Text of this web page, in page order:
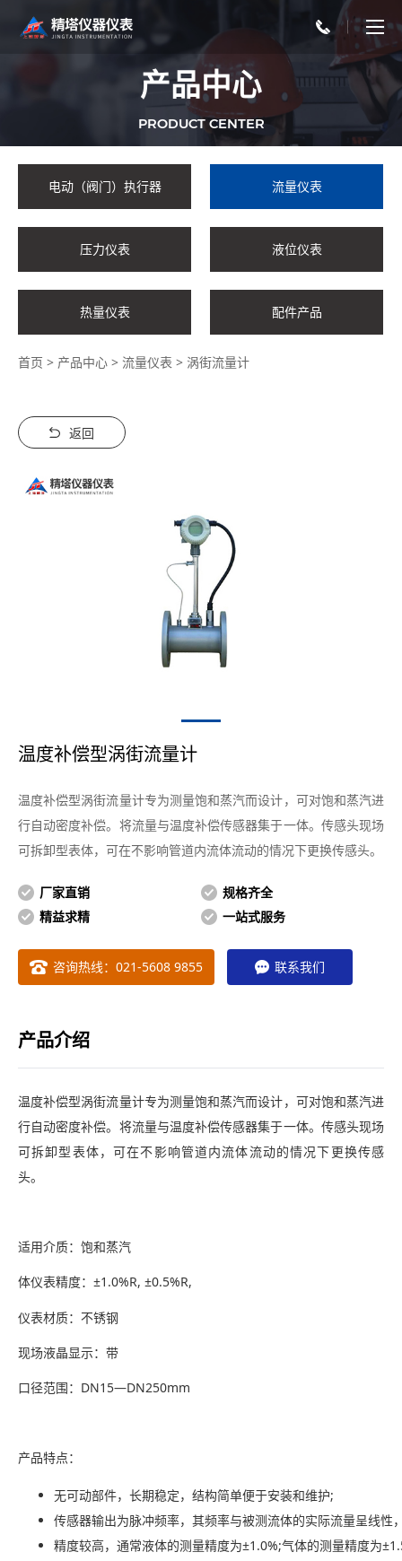
产品中心
PRODUCT CENTER
电动（阀门）执行器 流量仪表
压力仪表 液位仪表
热量仪表 配件产品
首页 > 产品中心 > 流量仪表 > 涡街流量计
返回
温度补偿型涡街流量计
温度补偿型涡街流量计专为测量饱和蒸汽而设计，可对饱和蒸汽进
行自动密度补偿。将流量与温度补偿传感器集于一体。传感头现场
可拆卸型表体，可在不影响管道内流体流动的情况下更换传感头。
厂家直销
规格齐全
精益求精
一站式服务
咨询热线：021-5608 9855 联系我们
产品介绍
温度补偿型涡街流量计专为测量饱和蒸汽而设计，可对饱和蒸汽进
行自动密度补偿。将流量与温度补偿传感器集于一体。传感头现场
可拆卸型表体，可在不影响管道内流体流动的情况下更换传感
头。
适用介质：饱和蒸汽
体仪表精度：±1.0%R, ±0.5%R,
仪表材质：不锈钢
现场液晶显示：带
口径范围：DN15—DN250mm
产品特点：
无可动部件，长期稳定，结构简单便于安装和维护;
传感器输出为脉冲频率，其频率与被测流体的实际流量呈线
精度较高，通常液体的测量精度为±1.0%;气体的测量精度为